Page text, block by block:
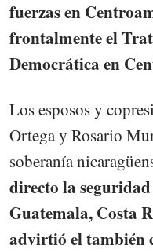
fuerzas en
frontalmente el
Democrática en
Los esposos y
Ortega y Rosario
soberanía
directo la
Guatemala, Costa
advirtió el también